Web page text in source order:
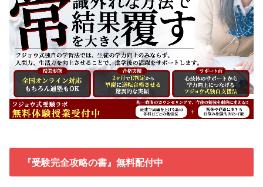
『受験完全攻略の書』無料配付中